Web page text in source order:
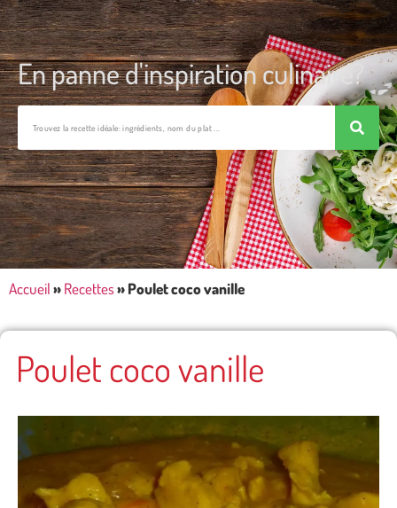
En panne d'inspiration culinaire?
Accueil»Recettes»Poulet coco vanille
Poulet coco vanille